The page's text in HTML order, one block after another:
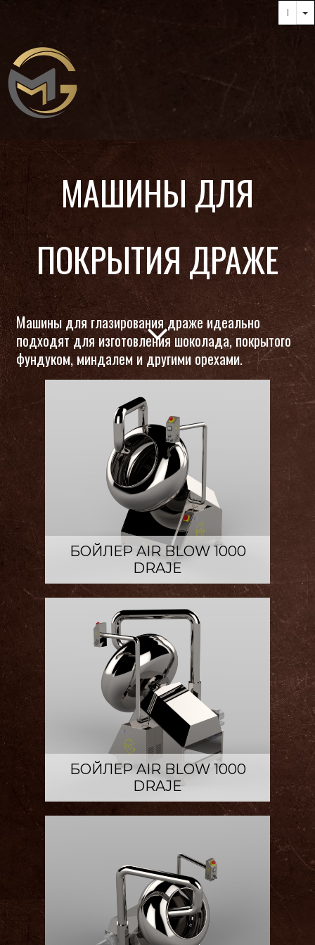
МАШИНЫ ДЛЯ
ПОКРЫТИЯ ДРАЖЕ

Машины для глазирования драже идеально
подходят для изготовления шоколада, покрытого
фундуком, миндалем и другими орехами.
БОЙЛЕР AIR BLOW 1000
DRAJE
БОЙЛЕР AIR BLOW 1000
DRAJE